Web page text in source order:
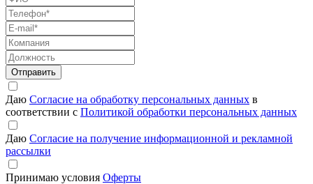
Отправить
Даю Согласие на обработку персональных данных в
соответствии с Политикой обработки персональных данных
Даю Согласие на получение информационной и рекламной
рассылки
Принимаю условия Оферты